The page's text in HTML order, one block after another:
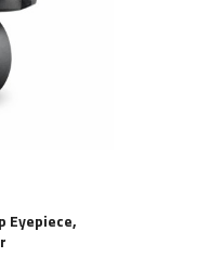
Eyepiece,